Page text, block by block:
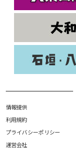
情報提供
利用規約
プライバシーポリシー
運営会社